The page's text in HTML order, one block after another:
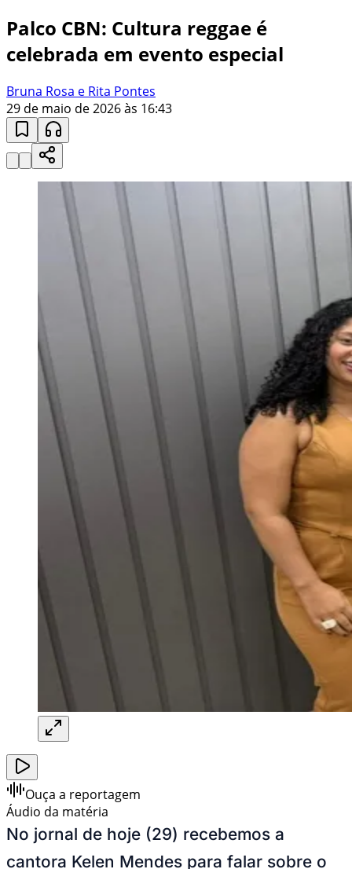
Palco CBN: Cultura reggae é
celebrada em evento especial
Bruna Rosa e Rita Pontes
29 de maio de 2026 às 16:43
Ouça a reportagem
Áudio da matéria
No jornal de hoje (29) recebemos a
cantora Kelen Mendes para falar sobre o